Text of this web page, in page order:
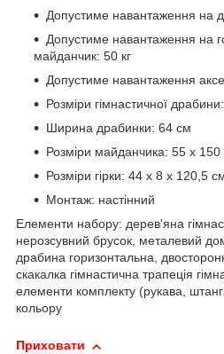
Допустиме навантаження на
Допустиме навантаження на
майданчик: 50 кг
Допустиме навантаження
Розміри гімнастичної
Ширина драбинки: 64 см
Розміри майданчика: 55 х
Розміри гірки: 44 х 8 х 120,5
Монтаж: настінний
Елементи набору: дерев'яна
нерозсувний брусок, металевий
драбина горизонтальна,
скакалка гімнастична трапеція
елементи комплекту (рукава,
кольору
Приховати